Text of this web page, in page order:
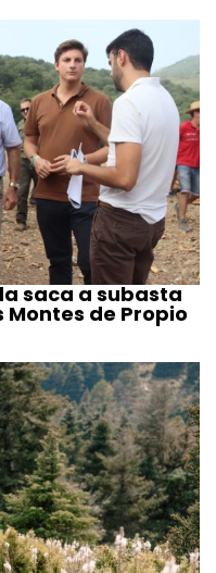
saca a subasta
de Propio